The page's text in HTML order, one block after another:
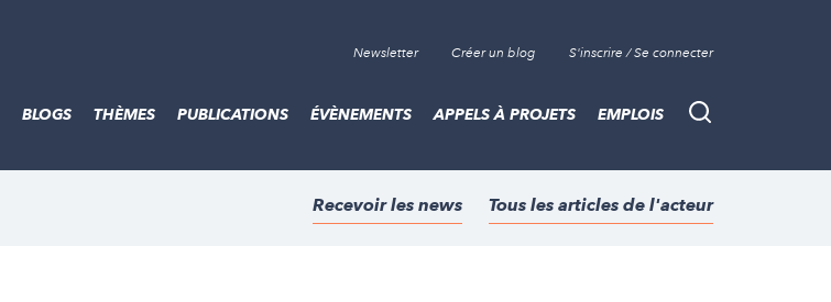
Newsletter Créer un blog S'inscrire / Se connecter
Recherche
BLOGS THÈMES PUBLICATIONS ÉVÈNEMENTS APPELS À PROJETS EMPLOIS
Recevoir les news Tous les articles de l'acteur